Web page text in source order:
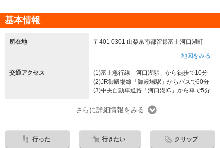
基本情報
所在地
〒401-0301 山梨県南都留郡富士河口湖町
地図をみる
交通アクセス
(1)富士急行線「河口湖駅」から徒歩で10分
(2)JR御殿場線「御殿場駅」からバスで60分
(3)中央自動車道路「河口湖IC」から車で5分
さらに詳細情報をみる
行った 行きたい クリップ